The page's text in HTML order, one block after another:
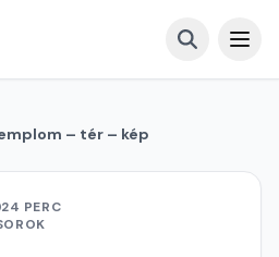
– tér – kép
24 PERC